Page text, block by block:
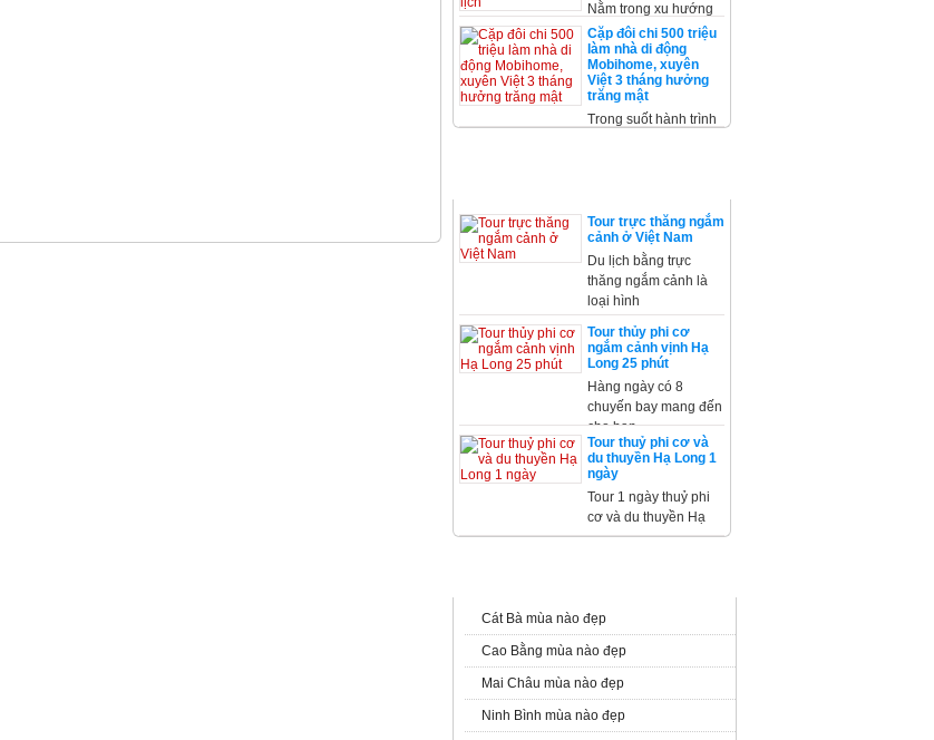
Nằm trong xu hướng
cải tạo, không thể
không kể
Cặp đôi chi 500 triệu
làm nhà di động
Mobihome, xuyên
Việt 3 tháng hưởng
trăng mật
Trong suốt hành trình
Tour trực thăng ngắm
cảnh ở Việt Nam
Du lịch bằng trực
thăng ngắm cảnh là
loại hình
Tour thủy phi cơ
ngắm cảnh vịnh Hạ
Long 25 phút
Hàng ngày có 8
chuyến bay mang đến
cho bạn
Tour thuỷ phi cơ và
du thuyền Hạ Long 1
ngày
Tour 1 ngày thuỷ phi
cơ và du thuyền Hạ
Cát Bà mùa nào đẹp
Cao Bằng mùa nào đẹp
Mai Châu mùa nào đẹp
Ninh Bình mùa nào đẹp